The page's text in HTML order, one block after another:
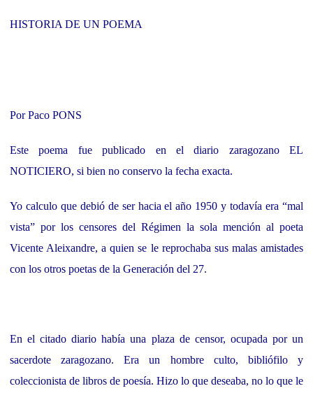
HISTORIA DE UN POEMA
Por Paco PONS
Este poema fue publicado en el diario zaragozano EL
NOTICIERO, si bien no conservo la fecha exacta.
Yo calculo que debió de ser hacia el año 1950 y todavía era “mal
vista” por los censores del Régimen la sola mención al poeta
Vicente Aleixandre, a quien se le reprochaba sus malas amistades
con los otros poetas de la Generación del 27.
En el citado diario había una plaza de censor, ocupada por un
sacerdote zaragozano. Era un hombre culto, bibliófilo y
coleccionista de libros de poesía. Hizo lo que deseaba, no lo que le